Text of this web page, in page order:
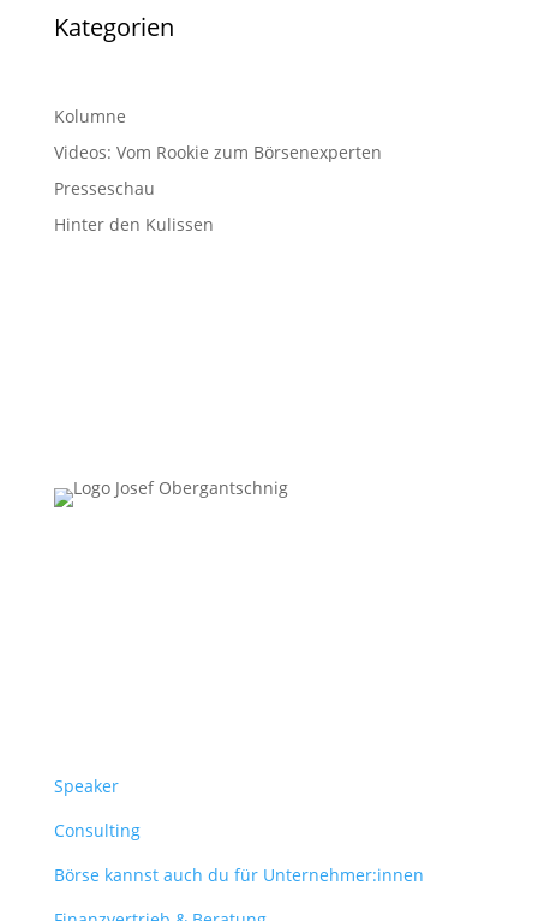
Kategorien
Kolumne
Videos: Vom Rookie zum Börsenexperten
Presseschau
Hinter den Kulissen
Speaker
Consulting
Börse kannst auch du für Unternehmer:innen